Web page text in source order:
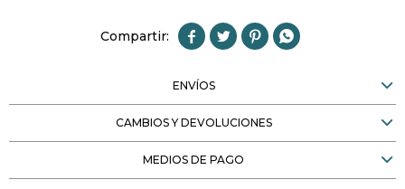
   
ENVÍOS
CAMBIOS Y DEVOLUCIONES
MEDIOS DE PAGO